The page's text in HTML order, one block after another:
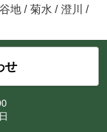
地 / 菊水 / 澄川
/
せ